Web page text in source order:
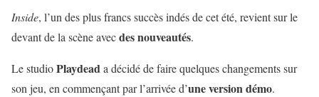
Inside, l’un des plus francs succès indés de cet été, revient sur le
devant de la scène avecdes nouveautés.
Le studioPlaydeada décidé de faire quelques changements sur
son jeu, en commençant par l’arrivée d’une version démo.